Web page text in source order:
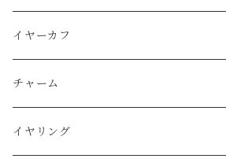
天然石
k10
真鍮メッキ
天然石
天然石
スワロフスキー
純銀（925sv・AS935sv）
天然石
真鍮メッキ素材
コットンパール
スチール金メッキ素材
K14gf
コットンレース
AS935sv・925sv
その他
イヤーカフ
イヤーカフ
Ｋ14ｇｆ（金張り）
イヤーカフ用チャーム
チャーム
K14gf
イヤリング